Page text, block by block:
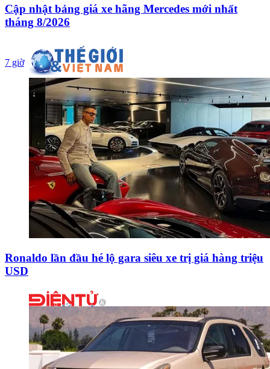
Cập nhật bảng giá xe hãng Mercedes mới nhất
tháng 8/2026
7 giờ
Ronaldo lần đầu hé lộ gara siêu xe trị giá hàng triệu
USD